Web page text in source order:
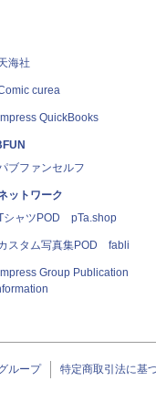
海社
curea
QuickBooks
ブファンセルフ
ットワーク
シャツPOD pTa.shop
スタム写真集POD fabli
Impress Group Publication
ループ 特定商取引法に基